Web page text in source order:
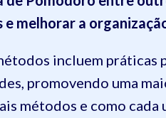
e melhorar a
incluem
promovendo uma
métodos e como cada